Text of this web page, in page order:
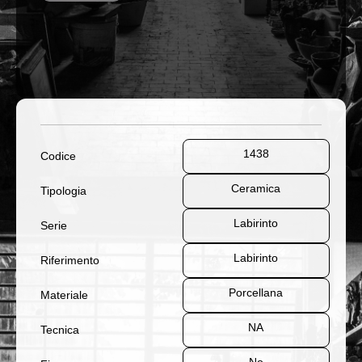
Codice 1438
Tipologia Ceramica
Serie Labirinto
Riferimento Labirinto
Materiale Porcellana
Tecnica NA